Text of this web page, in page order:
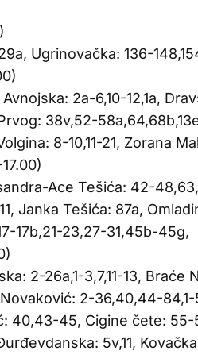
Ugrinovačka: 136-
2a-6,10-12,1a,
38v,52-
8-10,11-21, Zorana
Ace Tešića: 42-
Janka Tešića: 87a,
17b,21-23,27-31,45b-45g,
2-26a,1-3,7,11-13, Braće
Novaković: 2-36,40,44-
40,43-45, Cigine čete: 55-
5v,11,